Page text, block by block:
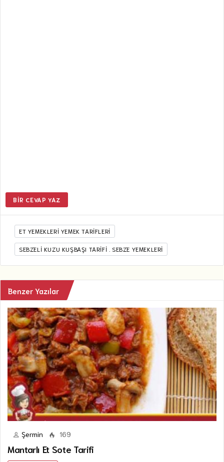
BIR CEVAP YAZ
ET YEMEKLERI YEMEK TARIFLERI
SEBZELI KUZU KUŞBAŞI TARIFI . SEBZE YEMEKLERI
Benzer Yazılar
Şermin 169
Mantarlı Et Sote Tarifi